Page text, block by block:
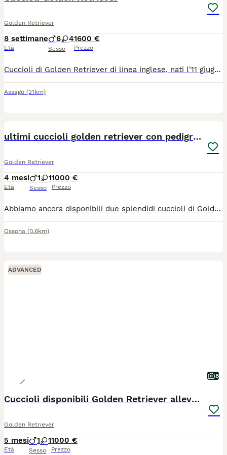
Golden Retriever
8 settimane
Età
6 4
Sesso
1600 €
Prezzo
Cuccioli di Golden Retriever di linea inglese, nati l’11 giugno, disponibili da genitori selezionati per morfologia e temperamento. Entrambi i genitori sono provvisti di pedigree, esenti da displasia di anche e gomiti e testati per le principali malattie genetiche della razza, oculopatie ed ecocardiopatie. Il DNA è depositato. La mamma, Rose, è brevettata SICS (Scuola Italiana Cani da Salvataggio). I cuccioli crescono in un ambiente familiare, a stretto contatto con altri cani e gatti, favorendo una corretta socializzazione fin dai primi giorni di vita. L’intera cucciolata è seguita con attenzione dai proprietari, entrambi Medici Veterinari.
Assago (21km)
ultimi cuccioli golden retriever con pedigree
Golden Retriever
4 mesi
Età
1 1
Sesso
1000 €
Prezzo
Abbiamo ancora disponibili due splendidi cuccioli di Golden Retriever, nati il 3 aprile 2026. La mamma vive con noi ed è possibile conoscerla durante la visita. I cuccioli saranno affidati alle nuove famiglie con: - certificato veterinario di buona salute; - pedigree; - microchip e iscrizione all'anagrafe canina; - prima vaccinazione; - tre sverminazioni già effettuate. Sappiamo che in questo periodo molti stanno organizzando le vacanze estive. Se doveste partire a breve, possiamo tranquillamente tenere il cucciolo in allevamento fino al vostro rientro, così potrete accoglierlo con calma. Se avete voglia di venire a conoscerli e passare un po' di tempo con loro, siete i benvenuti, senza alcun impegno. Per qualsiasi informazione o per fissare una visita potete contattarci al 347 9600102, anche su WhatsApp.
Ossona (0.6km)
ADVANCED
8
Cuccioli disponibili Golden Retriever allevamento
Golden Retriever
5 mesi
Età
1 1
Sesso
1000 €
Prezzo